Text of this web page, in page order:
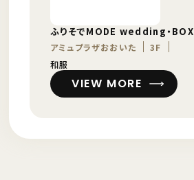
ふりそでMODE wedding・BOX
アミュプラザおおいた
3F
和服
VIEW MORE